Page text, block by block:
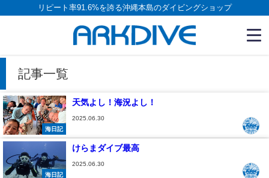
リピート率91.6%を誇る沖縄本島のダイビングショップ
記事一覧
海日記
天気よし！海況よし！
2025.06.30
海日記
けらまダイブ最高
2025.06.30